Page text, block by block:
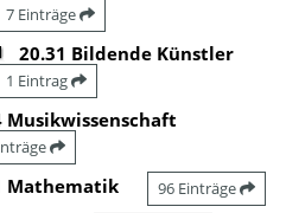
7 Einträge
20.31 Bildende Künstler
1 Eintrag
Musikwissenschaft
Mathematik 96 Einträge